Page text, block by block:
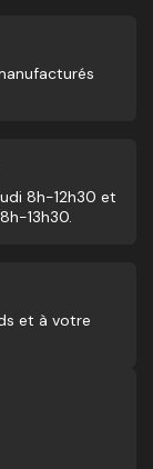
8h-12h30 et
13h30.
et à votre